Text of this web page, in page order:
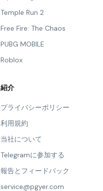
Temple Run 2
Free Fire: The Chaos
PUBG MOBILE
Roblox
紹介
プライバシーポリシー
利用規約
当社について
Telegramに参加する
報告とフィードバック
service@pgyer.com